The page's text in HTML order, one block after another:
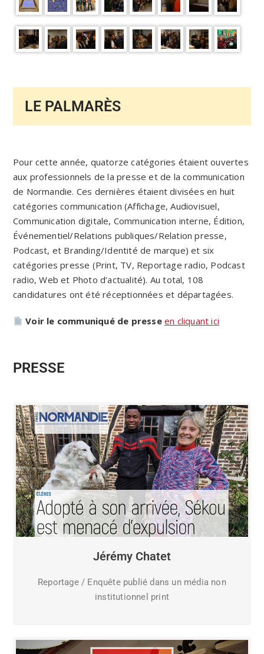
LE PALMARÈS
Pour cette année, quatorze catégories étaient ouvertes
aux professionnels de la presse et de la communication
de Normandie. Ces dernières étaient divisées en huit
catégories communication (Affichage, Audiovisuel,
Communication digitale, Communication interne, Édition,
Événementiel/Relations publiques/Relation presse,
Podcast, et Branding/Identité de marque) et six
catégories presse (Print, TV, Reportage radio, Podcast
radio, Web et Photo d’actualité). Au total, 108
candidatures ont été réceptionnées et départagées.
Voir le communiqué de presseen cliquant ici
PRESSE
Jérémy Chatet
Reportage / Enquête publié dans un média non
institutionnel print